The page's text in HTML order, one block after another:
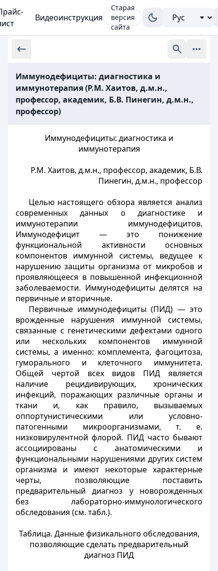
Видеоинструкция
Старая
версия
сайта
Иммунодефициты: диагностика и
иммунотерапия (Р.М. Хаитов, д.м.н.,
профессор, академик, Б.В. Пинегин, д.м.н.,
профессор)
Иммунодефициты: диагностика и
иммунотерапия
Р.М. Хаитов, д.м.н., профессор, академик, Б.В.
Пинегин, д.м.н., профессор
Целью настоящего обзора является анализ
современных данных о диагностике и
иммунотерапии иммунодефицитов.
Иммунодефицит — это понижение
функциональной активности основных
компонентов иммунной системы, ведущее к
нарушению защиты организма от микробов и
проявляющееся в повышенной инфекционной
заболеваемости. Иммунодефициты делятся на
первичные и вторичные.
Первичные иммунодефициты (ПИД) — это
врожденные нарушения иммунной системы,
связанные с генетическими дефектами одного
или нескольких компонентов иммунной
системы, а именно: комплемента, фагоцитоза,
гуморального и клеточного иммунитета.
Общей чертой всех видов ПИД является
наличие рецидивирующих, хронических
инфекций, поражающих различные органы и
ткани и, как правило, вызываемых
оппортунистическими или условно-
патогенными микроорганизмами, т. е.
низковирулентной флорой. ПИД часто бывают
ассоциированы с анатомическими и
функциональными нарушениями других систем
организма и имеют некоторые характерные
черты, позволяющие поставить
предварительный диагноз у новорожденных
без лабораторно-иммунологического
обследования (см. табл.).
Таблица. Данные физикального обследования,
позволяющие сделать предварительный
диагноз ПИД